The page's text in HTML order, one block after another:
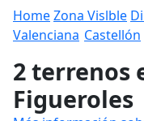
HomeZona Vislble
Valenciana Castellón
2 terrenos
Figueroles